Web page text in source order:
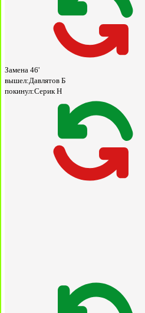
Замена 46'
вышел:Давлятов Б
покинул:Серик Н